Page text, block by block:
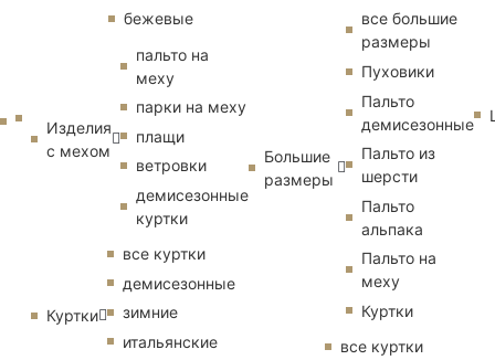
бежевые
Изделия
с мехом
пальто на
меху
парки на меху
плащи
ветровки
демисезонные
куртки
Куртки
все куртки
демисезонные
зимние
итальянские
Большие
размеры
все большие
размеры
Пуховики
Пальто
демисезонные
Пальто из
шерсти
Пальто
альпака
Пальто на
меху
Куртки
все куртки